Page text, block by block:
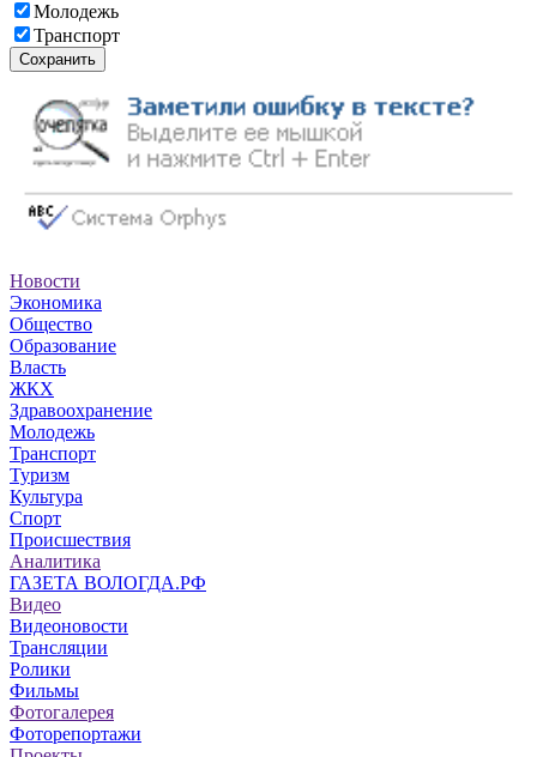
Молодежь
Транспорт
Сохранить
Новости
Экономика
Общество
Образование
Власть
ЖКХ
Здравоохранение
Молодежь
Транспорт
Туризм
Культура
Спорт
Происшествия
Аналитика
ГАЗЕТА ВОЛОГДА.РФ
Видео
Видеоновости
Трансляции
Ролики
Фильмы
Фотогалерея
Фоторепортажи